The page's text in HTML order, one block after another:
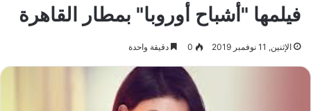
فيلمها "أشباح أوروبا" بمطار القاهرة
الإثنين, 11 نوفمبر 2019 0 دقيقة واحدة